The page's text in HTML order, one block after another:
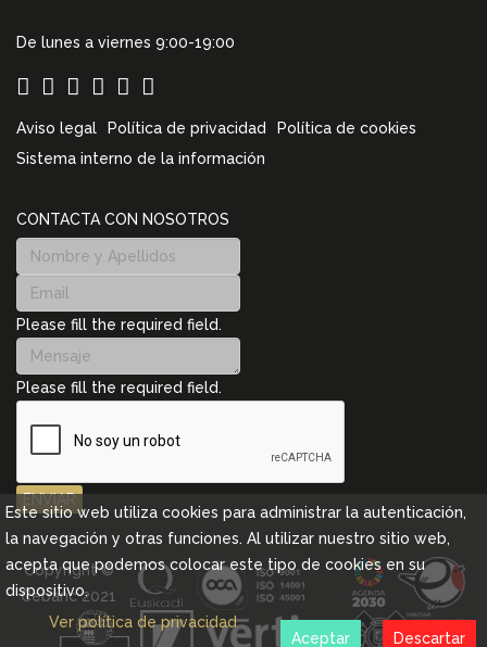
De lunes a viernes 9:00-19:00
Aviso legal Política de privacidad
Política de cookies
Sistema interno de la información
CONTACTA CON NOSOTROS
Please fill the required field.
Please fill the required field.
ENVIAR
Copyright ©
Cebanc 2021
Este sitio web utiliza cookies para administrar la autenticación,
la navegación y otras funciones. Al utilizar nuestro sitio web,
acepta que podemos colocar este tipo de cookies en su
dispositivo.
Ver política de privacidad
Descartar
Aceptar